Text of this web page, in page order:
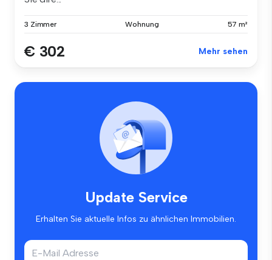
3 Zimmer Wohnung 57 m²
€ 302 Mehr sehen
Update Service
Erhalten Sie aktuelle Infos zu ähnlichen Immobilien.